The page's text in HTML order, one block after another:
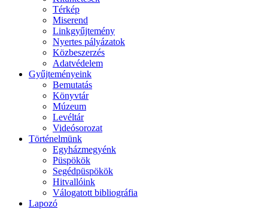
Térkép
Miserend
Linkgyűjtemény
Nyertes pályázatok
Közbeszerzés
Adatvédelem
Gyűjteményeink
Bemutatás
Könyvtár
Múzeum
Levéltár
Videósorozat
Történelmünk
Egyházmegyénk
Püspökök
Segédpüspökök
Hitvallóink
Válogatott bibliográfia
Lapozó